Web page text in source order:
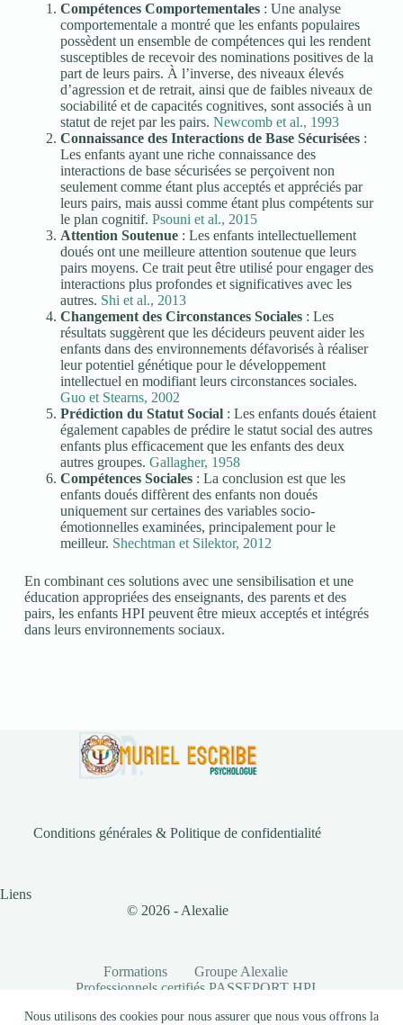
Nous utilisons des cookies pour nous assurer que nous vous offrons la
Compétences Comportementales: Une analyse
comportementale a montré que les enfants populaires
possèdent un ensemble de compétences qui les rendent
susceptibles de recevoir des nominations positives de la
part de leurs pairs. À l’inverse, des niveaux élevés
d’agression et de retrait, ainsi que de faibles niveaux de
sociabilité et de capacités cognitives, sont associés à un
statut de rejet par les pairs. Newcomb et al., 1993
Connaissance des Interactions de Base Sécurisées:
Les enfants ayant une riche connaissance des
interactions de base sécurisées se perçoivent non
seulement comme étant plus acceptés et appréciés par
leurs pairs, mais aussi comme étant plus compétents sur
le plan cognitif. Psouni et al., 2015
Attention Soutenue: Les enfants intellectuellement
doués ont une meilleure attention soutenue que leurs
pairs moyens. Ce trait peut être utilisé pour engager des
interactions plus profondes et significatives avec les
autres. Shi et al., 2013
Changement des Circonstances Sociales: Les
résultats suggèrent que les décideurs peuvent aider les
enfants dans des environnements défavorisés à réaliser
leur potentiel génétique pour le développement
intellectuel en modifiant leurs circonstances sociales.
Guo et Stearns, 2002
Prédiction du Statut Social: Les enfants doués étaient
également capables de prédire le statut social des autres
enfants plus efficacement que les enfants des deux
autres groupes. Gallagher, 1958
Compétences Sociales: La conclusion est que les
enfants doués diffèrent des enfants non doués
uniquement sur certaines des variables socio-
émotionnelles examinées, principalement pour le
meilleur. Shechtman et Silektor, 2012
En combinant ces solutions avec une sensibilisation et une
éducation appropriées des enseignants, des parents et des
pairs, les enfants HPI peuvent être mieux acceptés et intégrés
dans leurs environnements sociaux.
Conditions générales & Politique de confidentialité
Liens
© 2026 - Alexalie
Formations
Groupe Alexalie
Professionnels certifiés PASSEPORT HPI
Conditions générales & Politique de confidentialité